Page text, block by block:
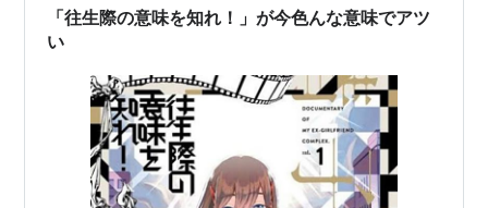
「往生際の意味を知れ！」が今色んな意味でアツ
い